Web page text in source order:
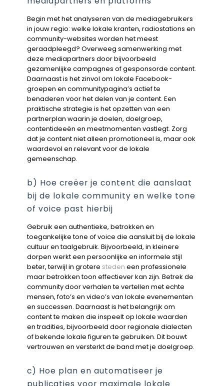
Begin met het analyseren van de mediagebruikers
in jouw regio: welke lokale kranten, radiostations en
community-websites worden het meest
geraadpleegd? Overweeg samenwerking met
deze mediapartners door bijvoorbeeld
gezamenlijke campagnes of gesponsorde content.
Daarnaast is het zinvol om lokale Facebook-
groepen en communitypagina’s actief te
benaderen voor het delen van je content. Een
praktische strategie is het opzetten van een
partnerplan waarin je doelen, doelgroep,
contentideeën en meetmomenten vastlegt. Zorg
dat je content niet alleen promotioneel is, maar ook
waardevol en relevant voor de lokale
gemeenschap.
b) Hoe creëer je content die aanslaat
bij de lokale community en welke tone
of voice past hierbij
Gebruik een authentieke, betrokken en
toegankelijke tone of voice die aansluit bij de lokale
cultuur en taalgebruik. Bijvoorbeeld, in kleinere
dorpen werkt een persoonlijke en informele stijl
beter, terwijl in grotere steden een professionele
maar betrokken toon effectiever kan zijn. Betrek de
community door verhalen te vertellen met echte
mensen, foto’s en video’s van lokale evenementen
en successen. Daarnaast is het belangrijk om
content te maken die inspeelt op lokale waarden
en tradities, bijvoorbeeld door regionale dialecten
of bekende lokale figuren te gebruiken. Dit bouwt
vertrouwen en versterkt de band met je doelgroep.
c) Hoe plan en automatiseer je
publicaties voor maximale lokale